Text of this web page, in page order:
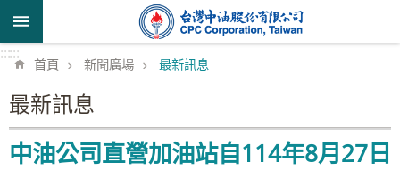
跳到主要內容區塊
::::::
首頁 新聞廣場 最新訊息
最新訊息
中油公司直營加油站自114年8月27日